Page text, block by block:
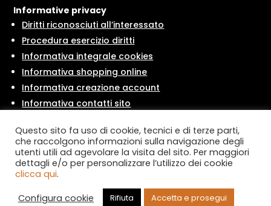
Informative privacy
Diritti riconosciuti all’interessato
Procedura esercizio diritti
Informativa integrale cookies
Informativa shopping online
Informativa creazione account
Informativa contatti sito
Condizioni
Condizioni di vendita
Modulo di recesso
Questo sito fa uso di cookie, tecnici e di terze parti,
che raccolgono informazioni sulla navigazione degli
utenti utili ad agevolare la visita del sito. Per maggiori
dettagli e/o per personalizzare l’utilizzo dei cookie
clicca qui.
Configura cookie
Rifiuta Accetta e prosegui